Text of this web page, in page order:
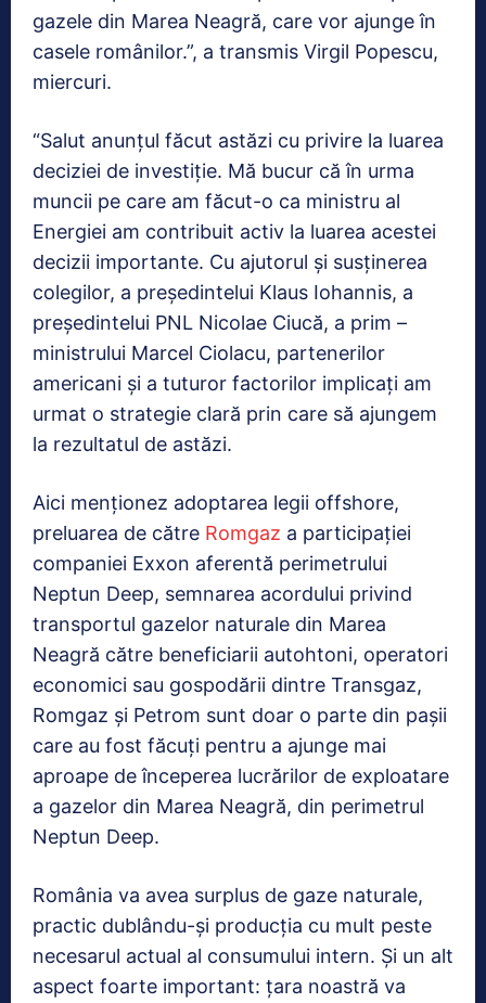
gazele din Marea Neagră, care vor ajunge în
casele românilor.”, a transmis Virgil Popescu,
miercuri.
“Salut anunțul făcut astăzi cu privire la luarea
deciziei de investiție. Mă bucur că în urma
muncii pe care am făcut-o ca ministru al
Energiei am contribuit activ la luarea acestei
decizii importante. Cu ajutorul și susținerea
colegilor, a președintelui Klaus Iohannis, a
președintelui PNL Nicolae Ciucă, a prim –
ministrului Marcel Ciolacu, partenerilor
americani și a tuturor factorilor implicați am
urmat o strategie clară prin care să ajungem
la rezultatul de astăzi.
Aici menționez adoptarea legii offshore,
preluarea de către Romgaz a participaţiei
companiei Exxon aferentă perimetrului
Neptun Deep, semnarea acordului privind
transportul gazelor naturale din Marea
Neagră către beneficiarii autohtoni, operatori
economici sau gospodării dintre Transgaz,
Romgaz și Petrom sunt doar o parte din pașii
care au fost făcuți pentru a ajunge mai
aproape de începerea lucrărilor de exploatare
a gazelor din Marea Neagră, din perimetrul
Neptun Deep.
România va avea surplus de gaze naturale,
practic dublându-şi producţia cu mult peste
necesarul actual al consumului intern. Şi un alt
aspect foarte important: ţara noastră va